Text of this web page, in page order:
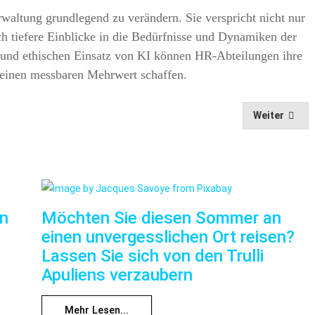
grundlegend zu verändern. Sie verspricht nicht nur
tiefere Einblicke in die Bedürfnisse und Dynamiken der
ethischen Einsatz von KI können HR-Abteilungen ihre
messbaren Mehrwert schaffen.
Weiter
Möchten Sie diesen Sommer an
einen unvergesslichen Ort reisen?
Lassen Sie sich von den Trulli
Apuliens verzaubern
Mehr Lesen...